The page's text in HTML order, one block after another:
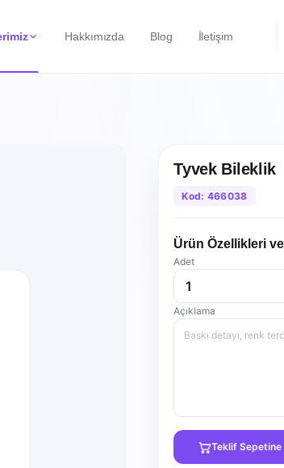
Hakkımızda Blog İletişim
Tyvek Bileklik
Kod: 466038
Ürün Özellikleri
Adet
Açıklama
Teklif Sepetine